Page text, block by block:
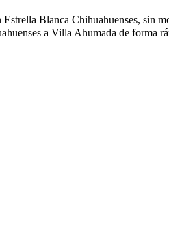
Blanca Chihuahuenses,
a Villa Ahumada de forma